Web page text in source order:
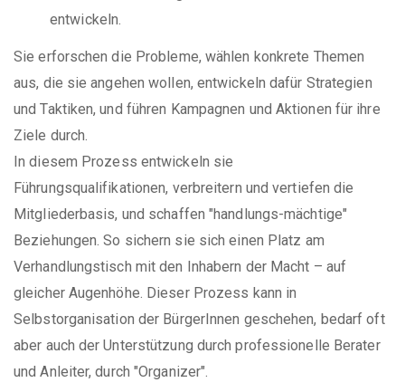
entwickeln.
Sie erforschen die Probleme, wählen konkrete Themen
aus, die sie angehen wollen, entwickeln dafür Strategien
und Taktiken, und führen Kampagnen und Aktionen für ihre
Ziele durch.
In diesem Prozess entwickeln sie
Führungsqualifikationen, verbreitern und vertiefen die
Mitgliederbasis, und schaffen "handlungs-mächtige"
Beziehungen. So sichern sie sich einen Platz am
Verhandlungstisch mit den Inhabern der Macht – auf
gleicher Augenhöhe. Dieser Prozess kann in
Selbstorganisation der BürgerInnen geschehen, bedarf oft
aber auch der Unterstützung durch professionelle Berater
und Anleiter, durch "Organizer".